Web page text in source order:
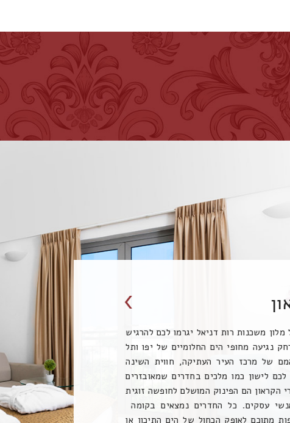
חדרי הדלקס של מלון משכנות רות דניאל הם הפתרון המושלם
למי שרוצה לקחת חלק בחוויה אורבנית של יפו תל אביב.
החדרים מרווחים ומאובזרים בקפידה, רצפת פרקט ופינת
ישיבה ייעודית. מכל פינה בחדר ניתן לחוש באנרגיות של יפו
תל אביב ניתן גם לצאת למרפסת כדי להנות מהנוף הנשקף
לעיר. יפו העתיקה שוטפת את חדרי הדלקס של המלון באור